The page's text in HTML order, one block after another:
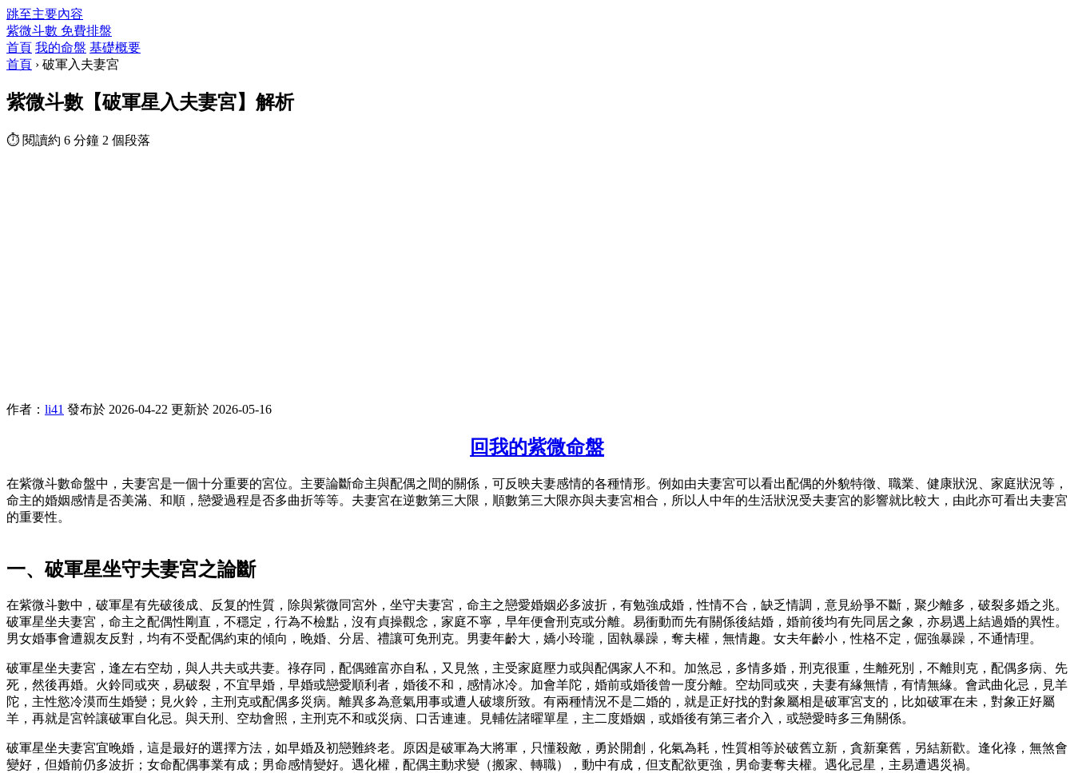
跳至主要內容
紫微斗數 免費排盤
首頁 我的命盤 基礎概要
首頁 › 破軍入夫妻宮
紫微斗數【破軍星入夫妻宮】解析
⏱ 閱讀約 6 分鐘 2 個段落
作者： li41 發布於 2026-04-22 更新於 2026-05-16
回我的紫微命盤
在紫微斗數命盤中，夫妻宮是一個十分重要的宮位。主要論斷命主與配偶之間的關係，可反映夫妻感情的各種情形。例如由夫妻宮可以看出配偶的外貌特徵、職業、健康狀況、家庭狀況等，
命主的婚姻感情是否美滿、和順，戀愛過程是否多曲折等等。夫妻宮在逆數第三大限，順數第三大限亦與夫妻宮相合，所以人中年的生活狀況受夫妻宮的影響就比較大，由此亦可看出夫妻宮
的重要性。
一、破軍星坐守夫妻宮之論斷
在紫微斗數中，破軍星有先破後成、反复的性質，除與紫微同宮外，坐守夫妻宮，命主之戀愛婚姻必多波折，有勉強成婚，性情不合，缺乏情調，意見紛爭不斷，聚少離多，破裂多婚之兆。
破軍星坐夫妻宮，命主之配偶性剛直，不穩定，行為不檢點，沒有貞操觀念，家庭不寧，早年便會刑克或分離。易衝動而先有關係後結婚，婚前後均有先同居之象，亦易遇上結過婚的異性。
男女婚事會遭親友反對，均有不受配偶約束的傾向，晚婚、分居、禮讓可免刑克。男妻年齡大，嬌小玲瓏，固執暴躁，奪夫權，無情趣。女夫年齡小，性格不定，倔強暴躁，不通情理。
破軍星坐夫妻宮，逢左右空劫，與人共夫或共妻。祿存同，配偶雖富亦自私，又見煞，主受家庭壓力或與配偶家人不和。加煞忌，多情多婚，刑克很重，生離死別，不離則克，配偶多病、先
死，然後再婚。火鈴同或夾，易破裂，不宜早婚，早婚或戀愛順利者，婚後不和，感情冰冷。加會羊陀，婚前或婚後曾一度分離。空劫同或夾，夫妻有緣無情，有情無緣。會武曲化忌，見羊
陀，主性慾冷漠而生婚變；見火鈴，主刑克或配偶多災病。離異多為意氣用事或遭人破壞所致。有兩種情況不是二婚的，就是正好找的對象屬相是破軍宮支的，比如破軍在未，對象正好屬
羊，再就是宮幹讓破軍自化忌。與天刑、空劫會照，主刑克不和或災病、口舌連連。見輔佐諸曜單星，主二度婚姻，或婚後有第三者介入，或戀愛時多三角關係。
破軍星坐夫妻宮宜晚婚，這是最好的選擇方法，如早婚及初戀難終老。原因是破軍為大將軍，只懂殺敵，勇於開創，化氣為耗，性質相等於破舊立新，貪新棄舊，另結新歡。逢化祿，無煞會
變好，但婚前仍多波折；女命配偶事業有成；男命感情變好。遇化權，配偶主動求變（搬家、轉職），動中有成，但支配欲更強，男命妻奪夫權。遇化忌星，主易遭遇災禍。